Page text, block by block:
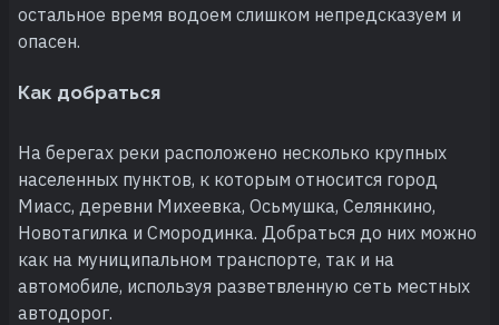
остальное время водоем слишком непредсказуем и
опасен.
Как добраться
На берегах реки расположено несколько крупных
населенных пунктов, к которым относится город
Миасс, деревни Михеевка, Осьмушка, Селянкино,
Новотагилка и Смородинка. Добраться до них можно
как на муниципальном транспорте, так и на
автомобиле, используя разветвленную сеть местных
автодорог.